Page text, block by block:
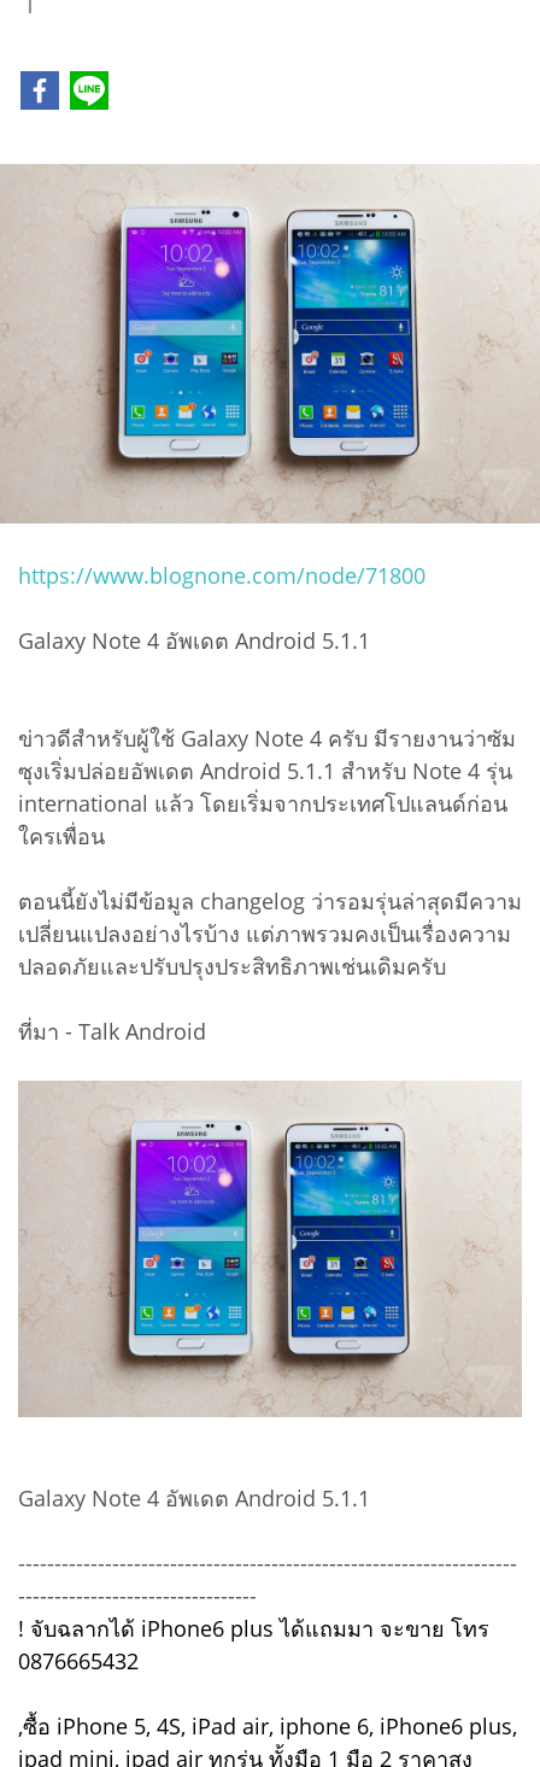
https://www.blognone.com/node/71800
Galaxy Note 4 อัพเดต Android 5.1.1
ข่าวดีสำหรับผู้ใช้ Galaxy Note 4 ครับ มีรายงานว่าซัม
ซุงเริ่มปล่อยอัพเดต Android 5.1.1 สำหรับ Note 4 รุ่น
international แล้ว โดยเริ่มจากประเทศโปแลนด์ก่อน
ใครเพื่อน
ตอนนี้ยังไม่มีข้อมูล changelog ว่ารอมรุ่นล่าสุดมีความ
เปลี่ยนแปลงอย่างไรบ้าง แต่ภาพรวมคงเป็นเรื่องความ
ปลอดภัยและปรับปรุงประสิทธิภาพเช่นเดิมครับ
ที่มา - Talk Android
Galaxy Note 4 อัพเดต Android 5.1.1
---------------------------------------------------------------------
---------------------------------
! จับฉลากได้ iPhone6 plus ได้แถมมา จะขาย โทร
0876665432
,ซื้อ iPhone 5, 4S, iPad air, iphone 6, iPhone6 plus,
ipad mini, ipad air ทุกรุ่น ทั้งมือ 1 มือ 2 ราคาสูง